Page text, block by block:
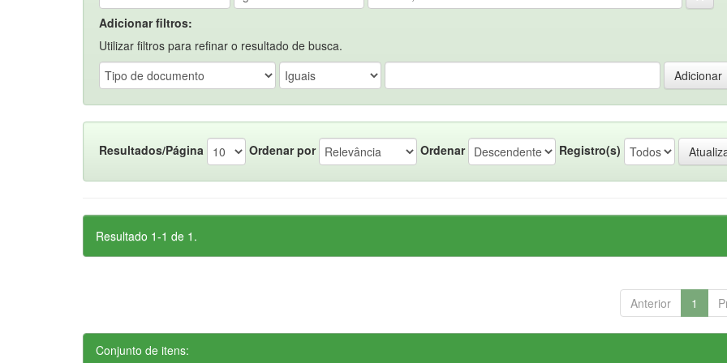
Adicionar filtros:
Utilizar filtros para refinar o resultado de busca.
Resultados/Página Ordenar por Ordenar Registro(s)
Resultado 1-1 de 1.
Anterior 1
Conjunto de itens: